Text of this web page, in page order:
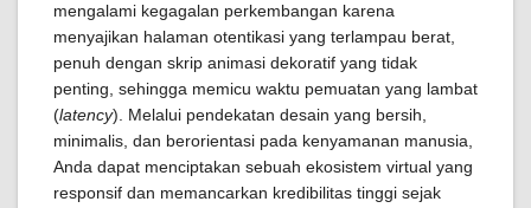
mengalami kegagalan perkembangan karena
menyajikan halaman otentikasi yang terlampau berat,
penuh dengan skrip animasi dekoratif yang tidak
penting, sehingga memicu waktu pemuatan yang lambat
(latency). Melalui pendekatan desain yang bersih,
minimalis, dan berorientasi pada kenyamanan manusia,
Anda dapat menciptakan sebuah ekosistem virtual yang
responsif dan memancarkan kredibilitas tinggi sejak